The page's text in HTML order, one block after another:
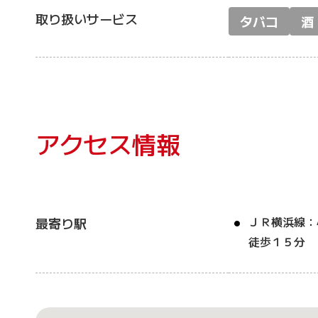
取り扱いサービス タバコ 酒
アクセス情報
最寄り駅
ＪＲ横浜線
徒歩１５分